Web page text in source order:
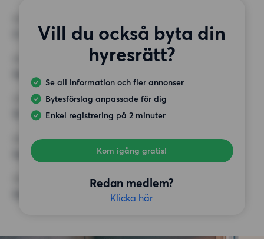
Vill du också byta din
hyresrätt?
Se all information och fler annonser
Bytesförslag anpassade för dig
Enkel registrering på 2 minuter
Kom igång gratis!
Redan medlem?
Klicka här
MINST ANTAL KVADRATMETER
HÖGSTA HYRA
12 000 kr
Inga speciella krav
ÖVRIGA PREFERENSER
Inga speciella preferenser